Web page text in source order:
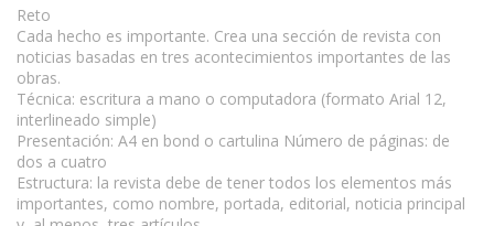
Reto
Cada hecho es importante. Crea una sección de revista con
noticias basadas en tres acontecimientos importantes de las
obras.
Técnica: escritura a mano o computadora (formato Arial 12,
interlineado simple)
Presentación: A4 en bond o cartulina Número de páginas: de
dos a cuatro
Estructura: la revista debe de tener todos los elementos más
importantes, como nombre, portada, editorial, noticia principal